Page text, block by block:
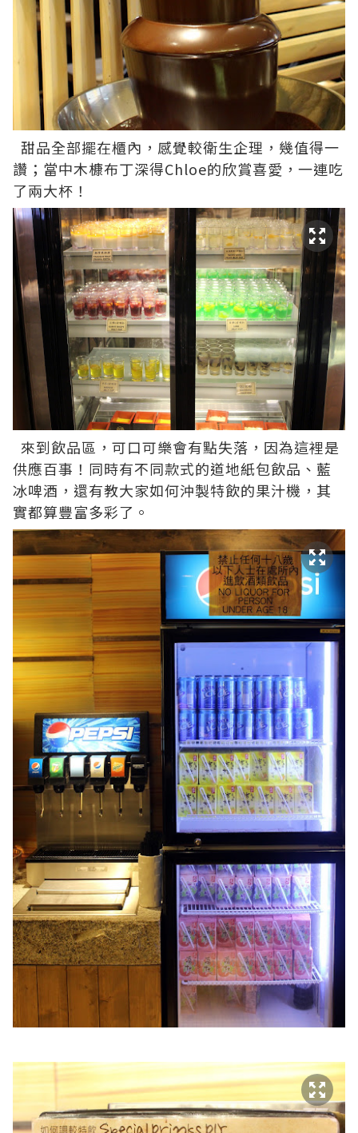
甜品全部擺在櫃內，感覺較衛生企理，幾值得一
讚；當中木槺布丁深得Chloe的欣賞喜愛，一連吃
了兩大杯！
來到飲品區，可口可樂會有點失落，因為這裡是
供應百事！同時有不同款式的道地紙包飲品、藍
冰啤酒，還有教大家如何沖製特飲的果汁機，其
實都算豐富多彩了。